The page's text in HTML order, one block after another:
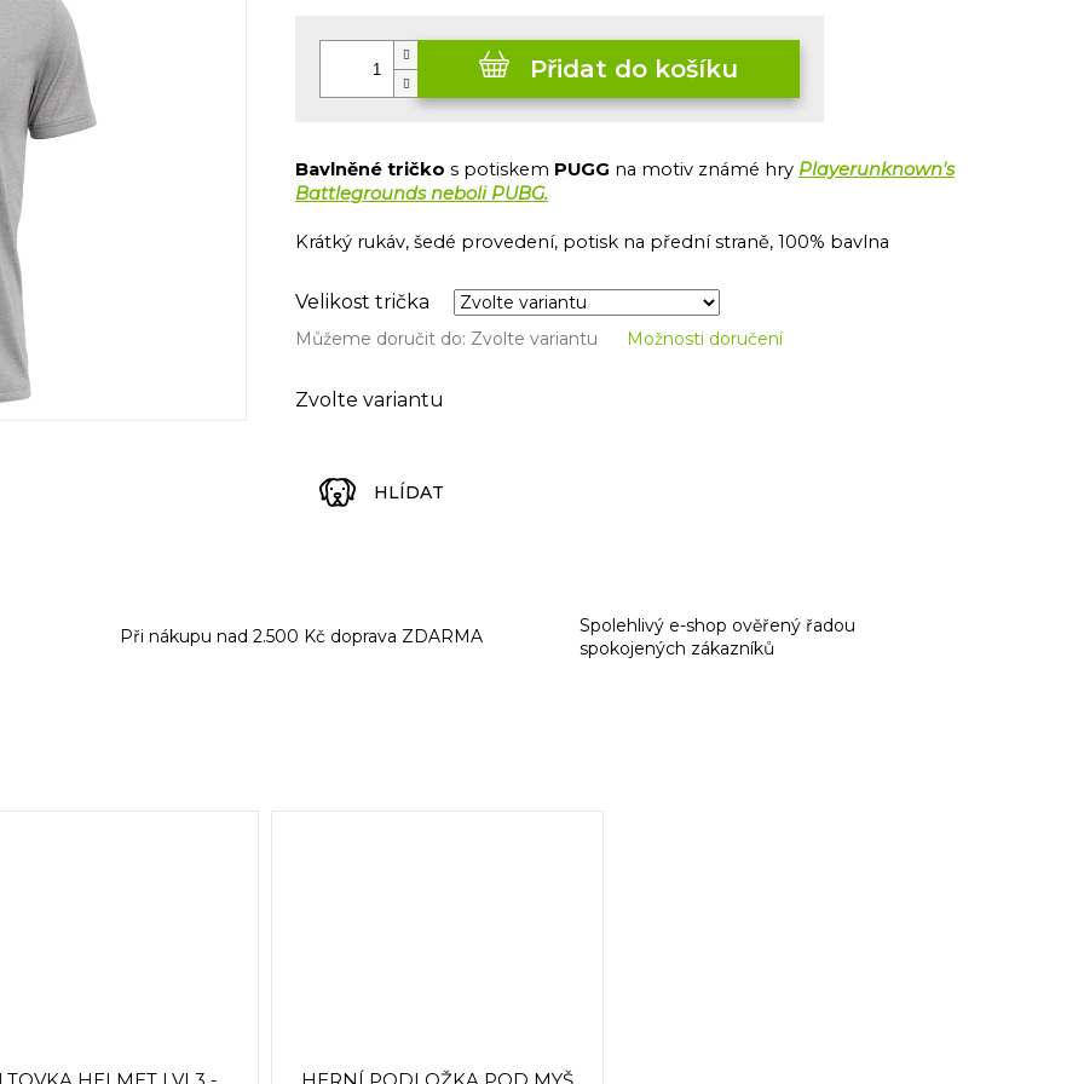
Zvolte variantu
Velikost trička
Můžeme doručit do: Zvolte variantu Možnosti doručení
Přidat do košíku
Bavlněné tričko s potiskem PUGG na motiv známé hry Playerunknown's
Battlegrounds neboli PUBG.
Krátký rukáv, šedé provedení, potisk na přední straně, 100% bavlna
HLÍDAT
Při nákupu nad 2.500 Kč doprava ZDARMA
Spolehlivý e-shop ověřený řadou
spokojených zákazníků